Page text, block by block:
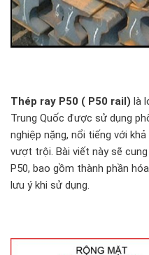
Thép ray P50 ( P50 rail) là
Trung Quốc được sử dụng
nghiệp nặng, nổi tiếng với
vượt trội. Bài viết này sẽ
P50, bao gồm thành phần
lưu ý khi sử dụng.